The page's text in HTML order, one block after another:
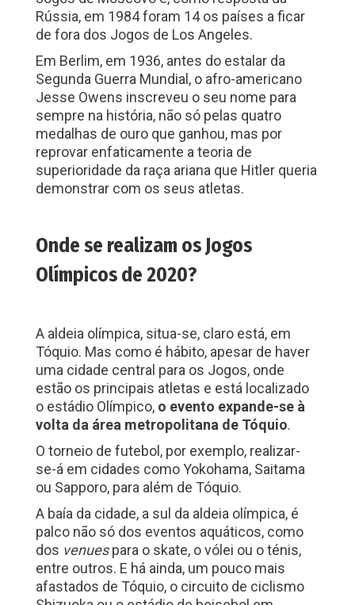
Rússia, em 1984 foram 14 os países a ficar
de fora dos Jogos de Los Angeles.
Em Berlim, em 1936, antes do estalar da
Segunda Guerra Mundial, o afro-americano
Jesse Owens inscreveu o seu nome para
sempre na história, não só pelas quatro
medalhas de ouro que ganhou, mas por
reprovar enfaticamente a teoria de
superioridade da raça ariana que Hitler queria
demonstrar com os seus atletas.
Onde se realizam os Jogos
Olímpicos de 2020?
A aldeia olímpica, situa-se, claro está, em
Tóquio. Mas como é hábito, apesar de haver
uma cidade central para os Jogos, onde
estão os principais atletas e está localizado
o estádio Olímpico,o evento expande-se à
volta da área metropolitana de Tóquio.
O torneio de futebol, por exemplo, realizar-
se-á em cidades como Yokohama, Saitama
ou Sapporo, para além de Tóquio.
A baía da cidade, a sul da aldeia olímpica, é
palco não só dos eventos aquáticos, como
dos venuespara o skate, o vólei ou o ténis,
entre outros. E há ainda, um pouco mais
afastados de Tóquio, o circuito de ciclismo